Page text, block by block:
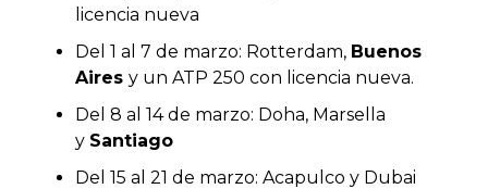
licencia nueva
Del 1 al 7 de marzo: Rotterdam, Buenos
Aires y un ATP 250 con licencia nueva.
Del 8 al 14 de marzo: Doha, Marsella
y Santiago
Del 15 al 21 de marzo: Acapulco y Dubai